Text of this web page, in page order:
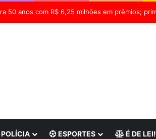
POLÍCIA ESPORTES É DE LEI!